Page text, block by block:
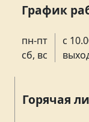
График
пн-пт
сб, вс
с
Горячая